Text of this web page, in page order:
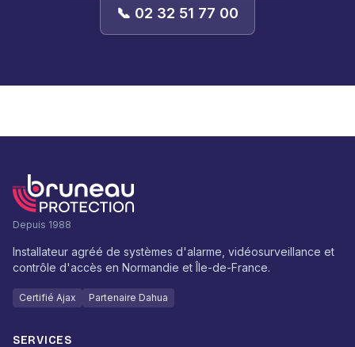
📞 02 32 51 77 00
Depuis 1988
Installateur agréé de systèmes d'alarme, vidéosurveillance et
contrôle d'accès en Normandie et Île-de-France.
Certifié Ajax Partenaire Dahua
SERVICES